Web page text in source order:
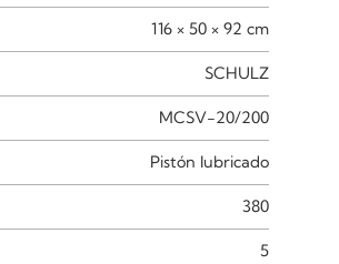
116 × 50 × 92 cm
SCHULZ
MCSV-20/200
Pistón lubricado
380
5